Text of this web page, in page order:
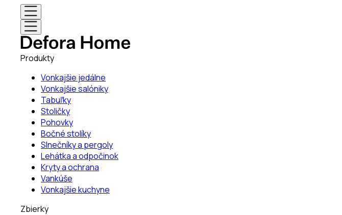
Produkty
Vonkajšie jedálne
Vonkajšie salóniky
Tabuľky
Stoličky
Pohovky
Bočné stolíky
Slnečníky a pergoly
Lehátka a odpočinok
Kryty a ochrana
Vankúše
Vonkajšie kuchyne
Zbierky